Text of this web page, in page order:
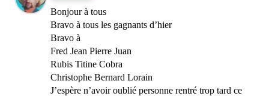
Bonjour à tous
Bravo à tous les gagnants d’hier
Bravo à
Fred Jean Pierre Juan
Rubis Titine Cobra
Christophe Bernard Lorain
J’espère n’avoir oublié personne rentré trop tard ce